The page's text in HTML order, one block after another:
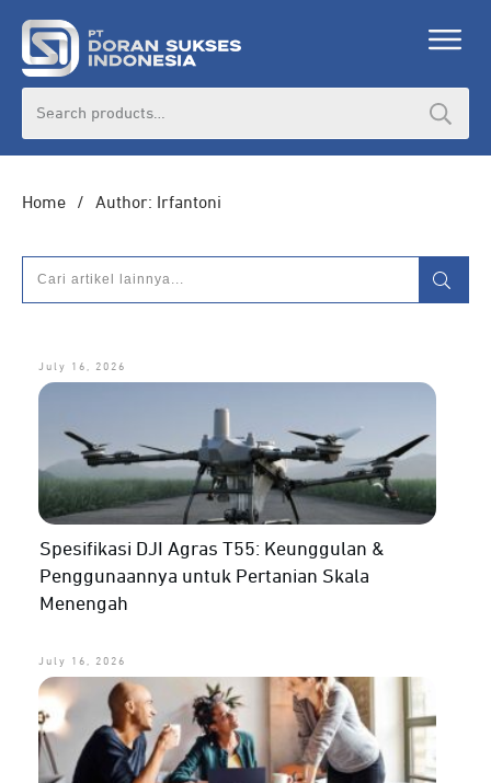
Home / Author: Irfantoni
July 16, 2026
Spesifikasi DJI Agras T55: Keunggulan &
Penggunaannya untuk Pertanian Skala
Menengah
July 16, 2026